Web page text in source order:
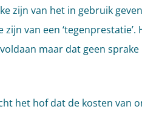
zijn van het in gebruik
van een
maar dat geen sprake
het hof dat de kosten van